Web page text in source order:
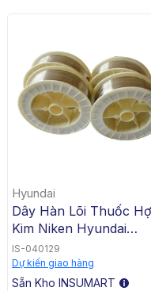
Hyundai
Dây Hàn Lõi Thuốc
Kim Niken Hyundai
ENiCrMo-3 T1-1/4 SW-
625, 1.2mm, 15 Kg /
IS-040129
Dự kiến giao hàng
Sẵn Kho INSUMART